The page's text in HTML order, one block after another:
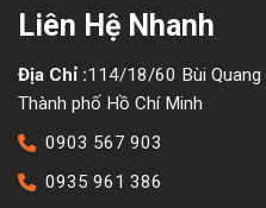
Liên Hệ Nhanh
Địa Chỉ :114/18/60 Bùi Quang
Thành phố Hồ Chí Minh
0903 567 903
0935 961 386